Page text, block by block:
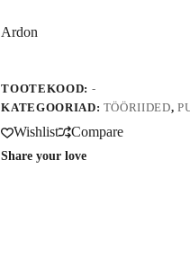
kogus
e
a
i
v
e
:
Ardon
TOOTEKOOD: -
KATEGOORIAD: TÖÖRIIDED,
Wishlist Compare
Share your love